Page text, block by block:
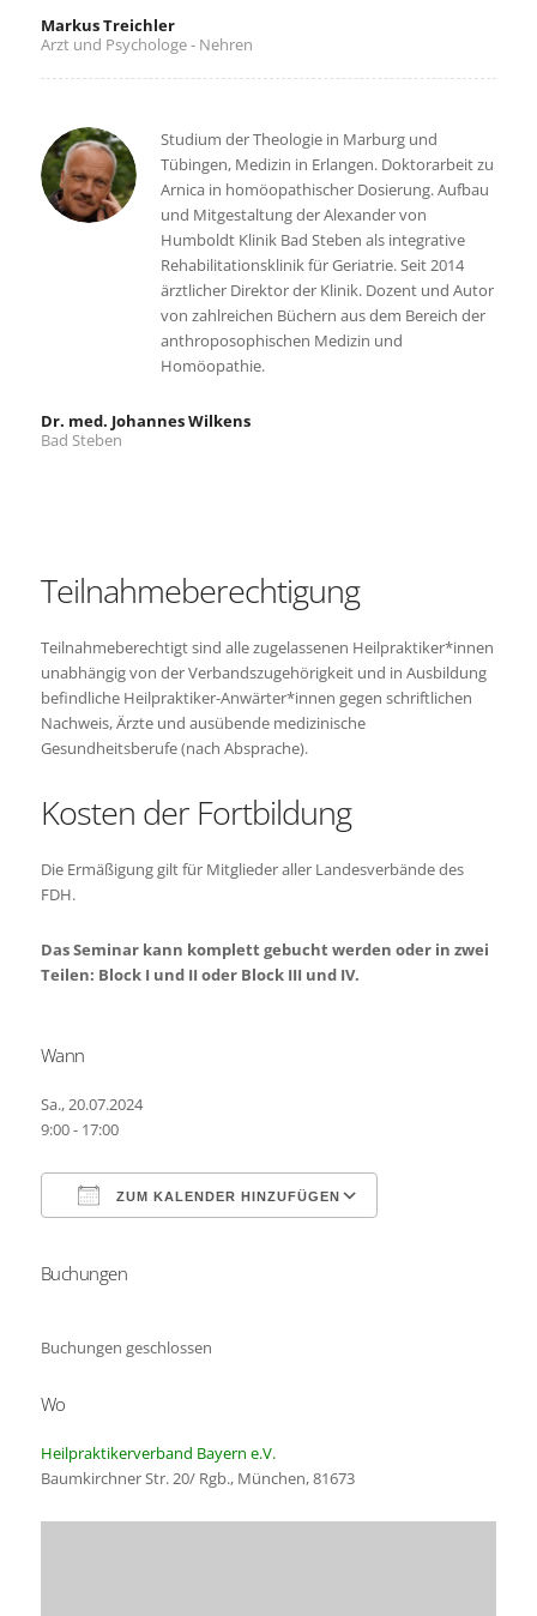
Markus Treichler
Arzt und Psychologe - Nehren
Studium der Theologie in Marburg und
Tübingen, Medizin in Erlangen. Doktorarbeit zu
Arnica in homöopathischer Dosierung. Aufbau
und Mitgestaltung der Alexander von
Humboldt Klinik Bad Steben als integrative
Rehabilitationsklinik für Geriatrie. Seit 2014
ärztlicher Direktor der Klinik. Dozent und Autor
von zahlreichen Büchern aus dem Bereich der
anthroposophischen Medizin und
Homöopathie.
Dr. med. Johannes Wilkens
Bad Steben
Teilnahmeberechtigung
Teilnahmeberechtigt sind alle zugelassenen Heilpraktiker*innen
unabhängig von der Verbandszugehörigkeit und in Ausbildung
befindliche Heilpraktiker-Anwärter*innen gegen schriftlichen
Nachweis, Ärzte und ausübende medizinische
Gesundheitsberufe (nach Absprache).
Kosten der Fortbildung
Die Ermäßigung gilt für Mitglieder aller Landesverbände des
FDH.
Das Seminar kann komplett gebucht werden oder in zwei
Teilen: Block I und II oder Block III und IV.
Wann
Sa., 20.07.2024
9:00 - 17:00
ZUM KALENDER HINZUFÜGEN
ICS herunterladen
Buchungen
Buchungen geschlossen
Wo
Heilpraktikerverband Bayern e.V.
Baumkirchner Str. 20/ Rgb., München, 81673